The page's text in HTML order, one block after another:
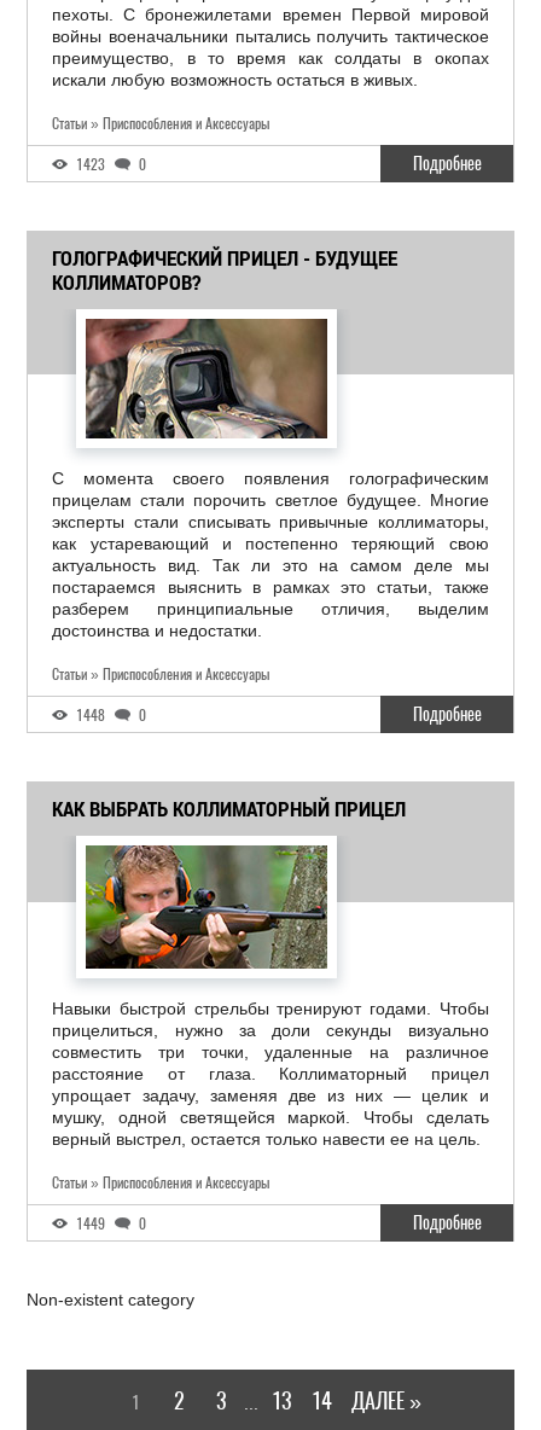
пехоты. С бронежилетами времен Первой мировой
войны военачальники пытались получить тактическое
преимущество, в то время как солдаты в окопах
искали любую возможность остаться в живых.
Статьи » Приспособления и Аксессуары
1423 0 Подробнее
ГОЛОГРАФИЧЕСКИЙ ПРИЦЕЛ - БУДУЩЕЕ
КОЛЛИМАТОРОВ?
С момента своего появления голографическим
прицелам стали порочить светлое будущее. Многие
эксперты стали списывать привычные коллиматоры,
как устаревающий и постепенно теряющий свою
актуальность вид. Так ли это на самом деле мы
постараемся выяснить в рамках это статьи, также
разберем принципиальные отличия, выделим
достоинства и недостатки.
Статьи » Приспособления и Аксессуары
1448 0 Подробнее
КАК ВЫБРАТЬ КОЛЛИМАТОРНЫЙ ПРИЦЕЛ
Навыки быстрой стрельбы тренируют годами. Чтобы
прицелиться, нужно за доли секунды визуально
совместить три точки, удаленные на различное
расстояние от глаза. Коллиматорный прицел
упрощает задачу, заменяя две из них — целик и
мушку, одной светящейся маркой. Чтобы сделать
верный выстрел, остается только навести ее на цель.
Статьи » Приспособления и Аксессуары
1449 0 Подробнее
Non-existent category
1 2 3 13 14 ДАЛЕЕ »